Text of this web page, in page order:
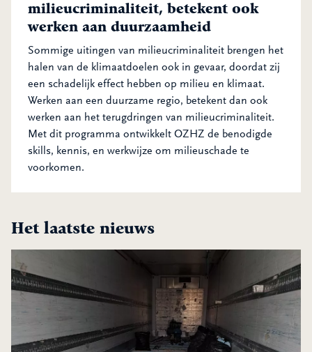
milieucriminaliteit, betekent ook
werken aan duurzaamheid
Sommige uitingen van milieucriminaliteit brengen het
halen van de klimaatdoelen ook in gevaar, doordat zij
een schadelijk effect hebben op milieu en klimaat.
Werken aan een duurzame regio, betekent dan ook
werken aan het terugdringen van milieucriminaliteit.
Met dit programma ontwikkelt OZHZ de benodigde
skills, kennis, en werkwijze om milieuschade te
voorkomen.
Het laatste nieuws